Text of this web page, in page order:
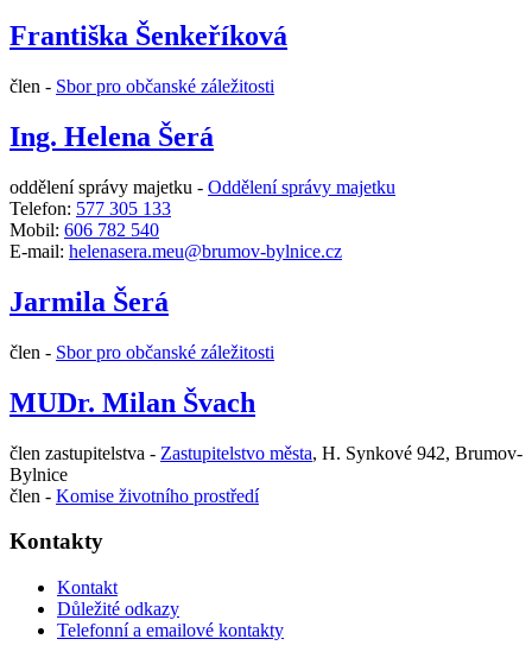
Františka Šenkeříková
člen - Sbor pro občanské záležitosti
Ing. Helena Šerá
oddělení správy majetku - Oddělení správy majetku
Telefon: 577 305 133
Mobil: 606 782 540
E-mail: helenasera.meu@brumov-bylnice.cz
Jarmila Šerá
člen - Sbor pro občanské záležitosti
MUDr. Milan Švach
člen zastupitelstva - Zastupitelstvo města, H. Synkové 942, Brumov-
Bylnice
člen - Komise životního prostředí
Kontakty
Kontakt
Důležité odkazy
Telefonní a emailové kontakty